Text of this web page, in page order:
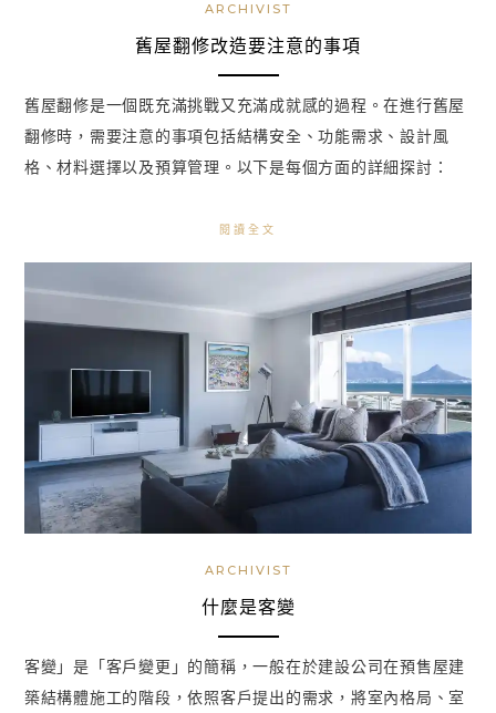
ARCHIVIST
舊屋翻修改造要注意的事項
舊屋翻修是一個既充滿挑戰又充滿成就感的過程。在進行舊屋
翻修時，需要注意的事項包括結構安全、功能需求、設計風
格、材料選擇以及預算管理。以下是每個方面的詳細探討：
閱讀全文
ARCHIVIST
什麼是客變
客變」是「客戶變更」的簡稱，一般在於建設公司在預售屋建
築結構體施工的階段，依照客戶提出的需求，將室內格局、室